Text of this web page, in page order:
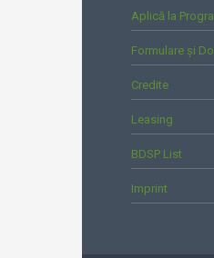
Aplică la
Formulare și
Credite
Leasing
BDSP List
Imprint